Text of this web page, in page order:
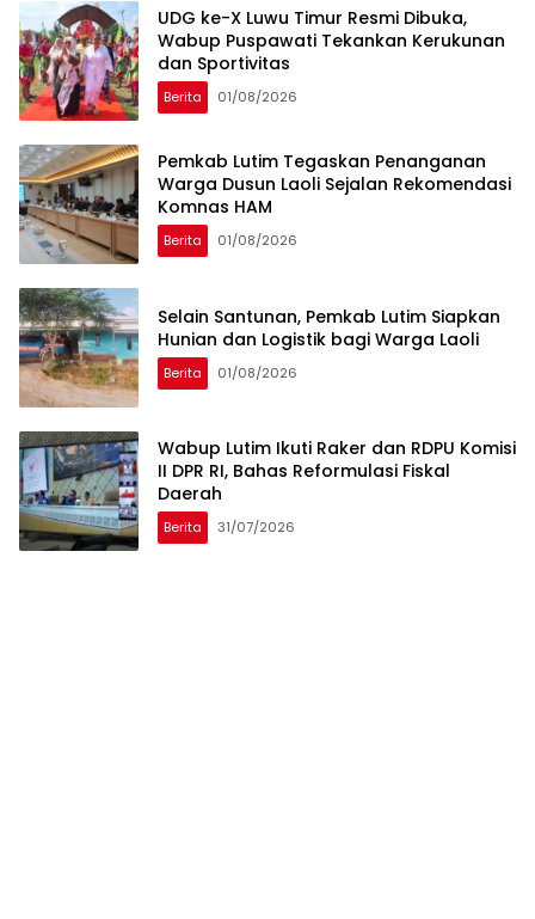
UDG ke-X Luwu Timur Resmi Dibuka,
Wabup Puspawati Tekankan Kerukunan
dan Sportivitas
Berita 01/08/2026
Pemkab Lutim Tegaskan Penanganan
Warga Dusun Laoli Sejalan Rekomendasi
Komnas HAM
Berita 01/08/2026
Selain Santunan, Pemkab Lutim Siapkan
Hunian dan Logistik bagi Warga Laoli
Berita 01/08/2026
Wabup Lutim Ikuti Raker dan RDPU Komisi
II DPR RI, Bahas Reformulasi Fiskal
Daerah
Berita 31/07/2026